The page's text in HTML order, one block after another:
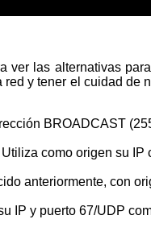
y tener el cuidad de
BROADCAST
como origen su
anteriormente, con
IP y puerto 67/UDP